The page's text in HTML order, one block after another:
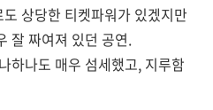
상당한 티켓파워가 있겠지만
잘 짜여져 있던 공연.
하나도 매우 섬세했고, 지루함